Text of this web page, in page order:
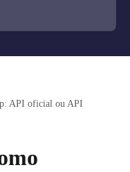
API oficial ou API